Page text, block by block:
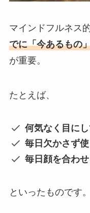
マインドフルネス
でに「今あるもの
が重要。
たとえば、
何気なく目に
毎日欠かさず
毎日顔を合わ
といったものです。